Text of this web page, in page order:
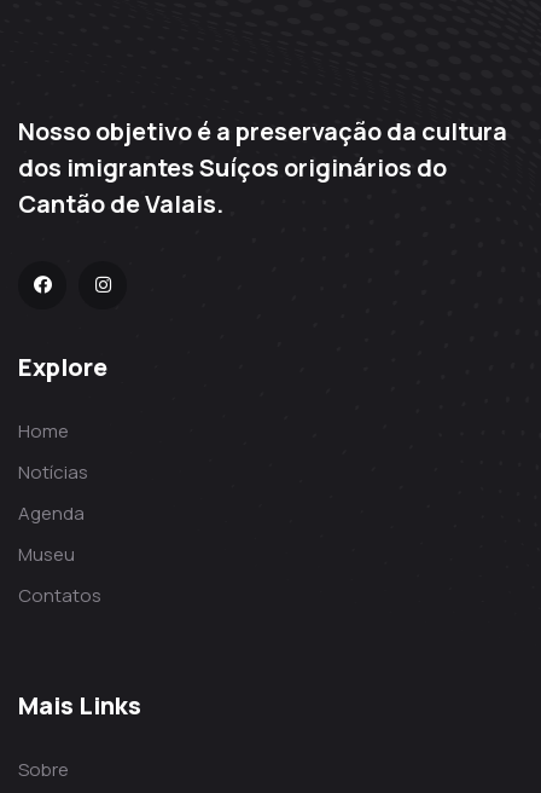
Nosso objetivo é a preservação da cultura
dos imigrantes Suíços originários do
Cantão de Valais.
Explore
Home
Notícias
Agenda
Museu
Contatos
Mais Links
Sobre